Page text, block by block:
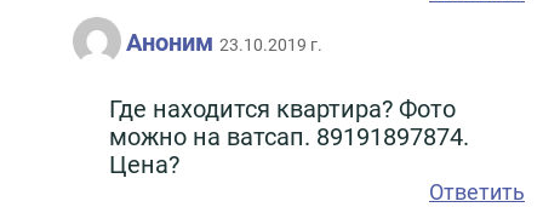
Аноним 23.10.2019 г.
Где находится квартира? Фото
можно на ватсап. 89191897874.
Цена?
Ответить